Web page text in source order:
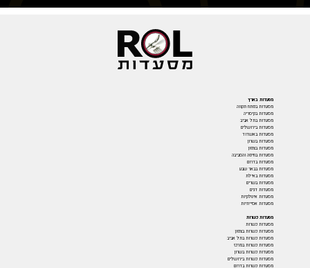
מסעדות בארץ
מסעדות בפתח תקווה
מסעדות בקיסריה
מסעדות בתל אביב
מסעדות בירושלים
מסעדות באשדוד
מסעדות בשרון
מסעדות בצפון
מסעדות בחיפה והסביבה
מסעדות בדרום
מסעדות בבאר שבע
מסעדות באילת
מסעדות בשרים
מסעדות דגים
מסעדות איטלקיות
מסעדות אסייתיות
מסעדות כשרות
מסעדות כשרות
מסעדות כשרות בצפון
מסעדות כשרות בתל אביב
מסעדות כשרות במרכז
מסעדות כשרות בשרון
מסעדות כשרות בירושלים
מסעדות כשרות בדרום